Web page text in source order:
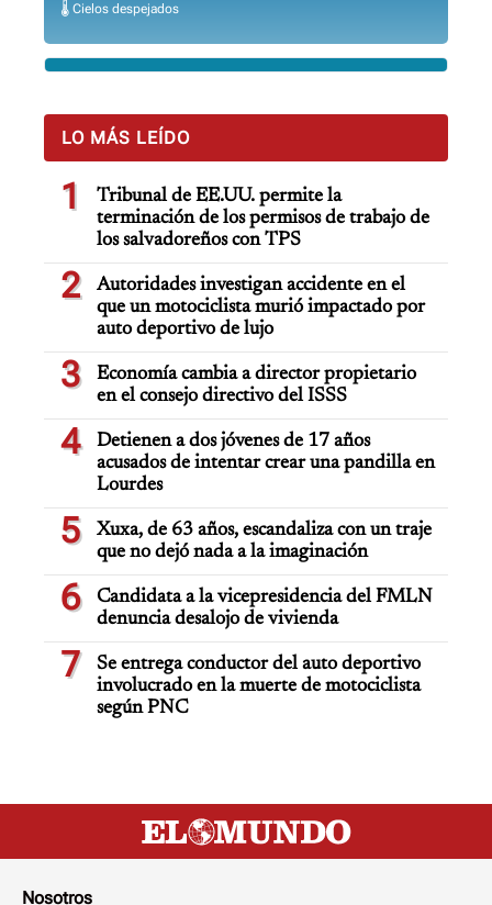
🌡️ Cielos despejados
LO MÁS LEÍDO
1
Tribunal de EE.UU. permite la
terminación de los permisos de trabajo de
los salvadoreños con TPS
2
Autoridades investigan accidente en el
que un motociclista murió impactado por
auto deportivo de lujo
3
Economía cambia a director propietario
en el consejo directivo del ISSS
4
Detienen a dos jóvenes de 17 años
acusados de intentar crear una pandilla en
Lourdes
5
Xuxa, de 63 años, escandaliza con un traje
que no dejó nada a la imaginación
6
Candidata a la vicepresidencia del FMLN
denuncia desalojo de vivienda
7
Se entrega conductor del auto deportivo
involucrado en la muerte de motociclista
según PNC
Nosotros